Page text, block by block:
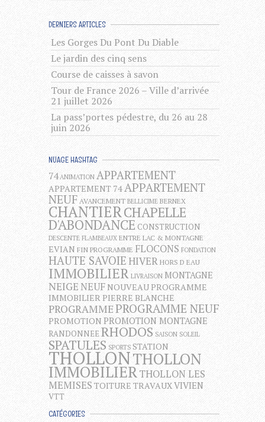
DERNIERS ARTICLES
Les Gorges Du Pont Du Diable
Le jardin des cinq sens
Course de caisses à savon
Tour de France 2026 – Ville d’arrivée
21 juillet 2026
La pass’portes pédestre, du 26 au 28
juin 2026
NUAGE HASHTAG
74 ANIMATION APPARTEMENT
APPARTEMENT 74APPARTEMENT
NEUF AVANCEMENT BELLICIME BERNEX
CHANTIERCHAPELLE
D'ABONDANCE CONSTRUCTION
DESCENTE FLAMBEAUX ENTRE LAC & MONTAGNE
EVIAN FIN PROGRAMME FLOCONS FONDATION
HAUTE SAVOIEHIVER HORS D EAU
IMMOBILIER LIVRAISON MONTAGNE
NEIGE NEUFNOUVEAU PROGRAMME
IMMOBILIERPIERRE BLANCHE
PROGRAMMEPROGRAMME NEUF
PROMOTION PROMOTION MONTAGNE
RANDONNEERHODOS SAISON SOLEIL
SPATULES SPORTS STATION
THOLLONTHOLLON
IMMOBILIERTHOLLON LES
MEMISES TOITURE TRAVAUXVIVIEN
VTT
CATÉGORIES